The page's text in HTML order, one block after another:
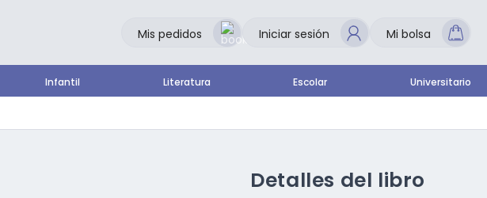
Mis pedidos Iniciar sesión Mi bolsa
Infantil Literatura Escolar Universitario
Detalles del libro